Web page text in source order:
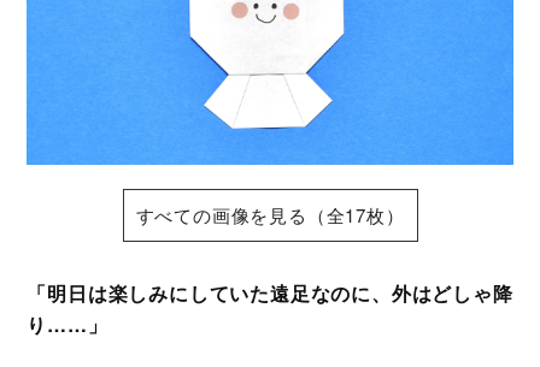
すべての画像を見る（全17枚）
「明日は楽しみにしていた遠足なのに、外はどしゃ降
り……」